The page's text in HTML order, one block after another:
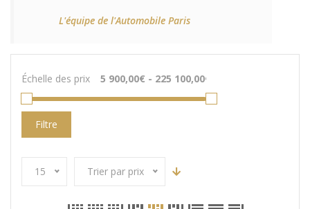
L'équipe de l'Automobile Paris
Échelle des prix
Filtre
15 Trier par prix